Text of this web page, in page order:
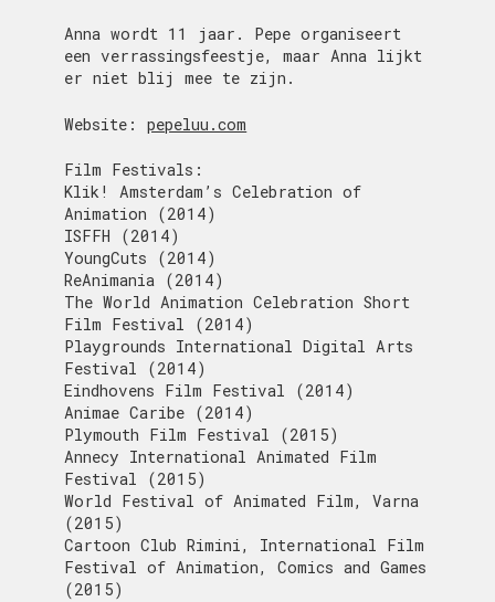
Anna wordt 11 jaar. Pepe organiseert
een verrassingsfeestje, maar Anna lijkt
er niet blij mee te zijn.
Website:pepeluu.com
Film Festivals:
Klik! Amsterdam’s Celebration of
Animation (2014)
ISFFH (2014)
YoungCuts (2014)
ReAnimania (2014)
The World Animation Celebration Short
Film Festival (2014)
Playgrounds International Digital Arts
Festival (2014)
Eindhovens Film Festival (2014)
Animae Caribe (2014)
Plymouth Film Festival (2015)
Annecy International Animated Film
Festival (2015)
World Festival of Animated Film, Varna
(2015)
Cartoon Club Rimini, International Film
Festival of Animation, Comics and Games
(2015)